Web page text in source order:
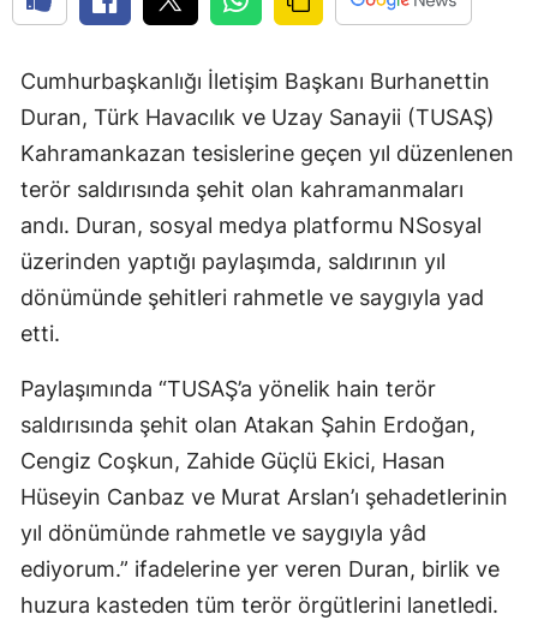
Cumhurbaşkanlığı İletişim Başkanı Burhanettin
Duran, Türk Havacılık ve Uzay Sanayii (TUSAŞ)
Kahramankazan tesislerine geçen yıl düzenlenen
terör saldırısında şehit olan kahramanmaları
andı. Duran, sosyal medya platformu NSosyal
üzerinden yaptığı paylaşımda, saldırının yıl
dönümünde şehitleri rahmetle ve saygıyla yad
etti.
Paylaşımında “TUSAŞ’a yönelik hain terör
saldırısında şehit olan Atakan Şahin Erdoğan,
Cengiz Coşkun, Zahide Güçlü Ekici, Hasan
Hüseyin Canbaz ve Murat Arslan’ı şehadetlerinin
yıl dönümünde rahmetle ve saygıyla yâd
ediyorum.” ifadelerine yer veren Duran, birlik ve
huzura kasteden tüm terör örgütlerini lanetledi.